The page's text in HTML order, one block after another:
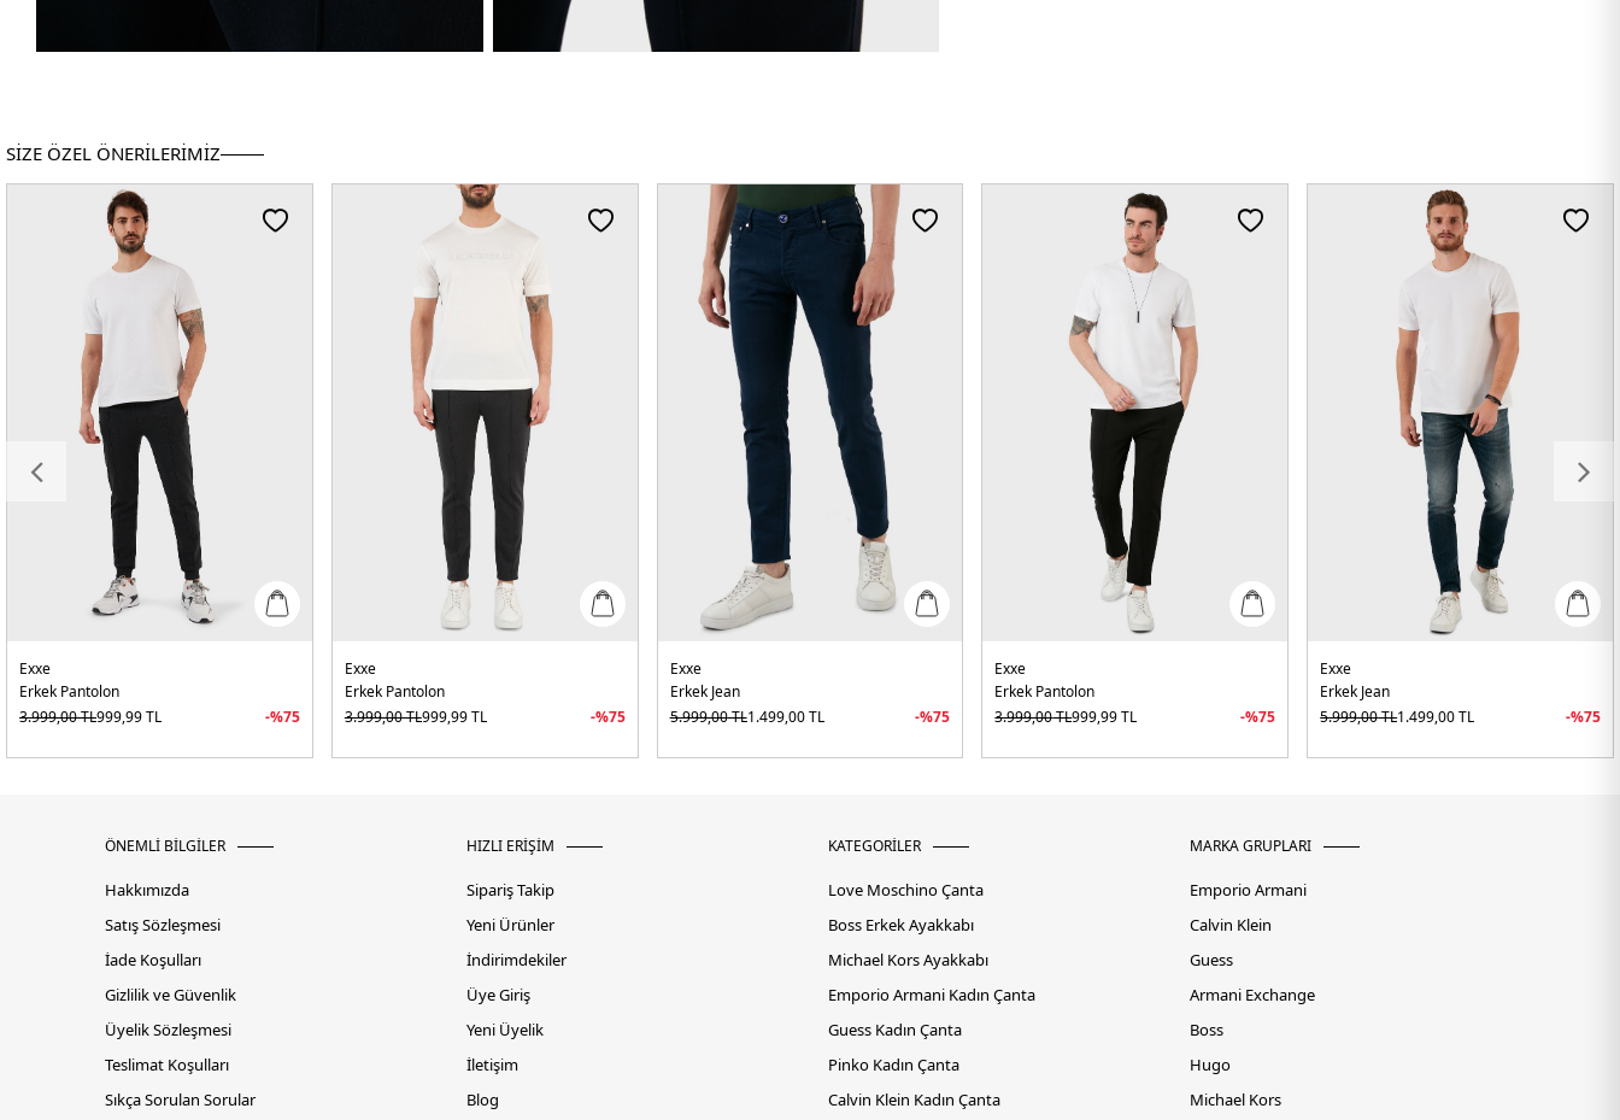
SİZE ÖZEL ÖNERİLERİMİZ
Exxe
Erkek Pantolon
3.999,00TL999,99TL -%75
Exxe
Erkek Pantolon
3.999,00TL999,99TL -%75
Exxe
Erkek Jean
5.999,00TL1.499,00TL -%75
Exxe
Erkek Pantolon
3.999,00TL999,99TL -%75
Exxe
Erkek Jean
5.999,00TL1.499,00TL -%75
ÖNEMLİ BİLGİLER
Hakkımızda
Satış Sözleşmesi
İade Koşulları
Gizlilik ve Güvenlik
Üyelik Sözleşmesi
Teslimat Koşulları
Sıkça Sorulan Sorular
HIZLI ERİŞİM
Sipariş Takip
Yeni Ürünler
İndirimdekiler
Üye Giriş
Yeni Üyelik
İletişim
Blog
KATEGORİLER
Love Moschino Çanta
Boss Erkek Ayakkabı
Michael Kors Ayakkabı
Emporio Armani Kadın Çanta
Guess Kadın Çanta
Pinko Kadın Çanta
Calvin Klein Kadın Çanta
MARKA GRUPLARI
Emporio Armani
Calvin Klein
Guess
Armani Exchange
Boss
Hugo
Michael Kors